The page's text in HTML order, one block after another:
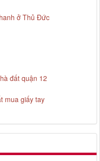
ở Thủ Đức
đất quận 12
mua giấy tay